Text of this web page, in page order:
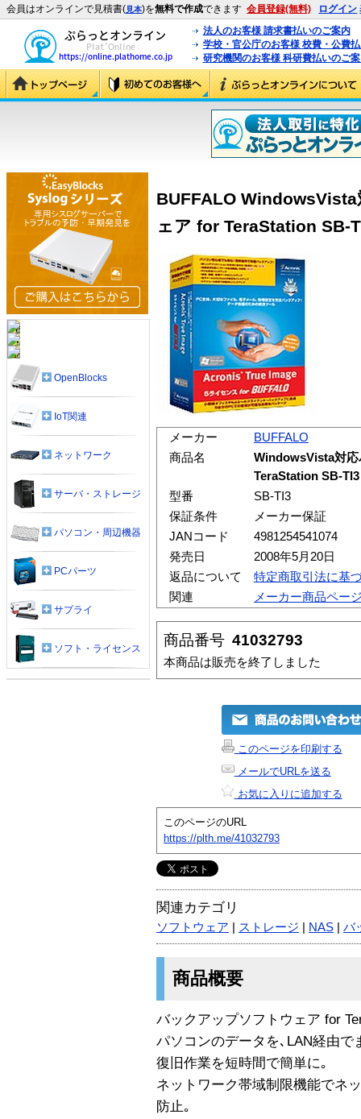
会員はオンラインで見積書(見本)を無料で作成できます 会員登録(無料) ログイン
法人のお客様 請求書払いのご案内
学校・官公庁のお客様 校費・公費
研究機関のお客様 科研費払いのご
BUFFALO
ェア for TeraStation SB-
メーカー
BUFFALO
商品名
WindowsVista対応
TeraStation SB-TI3
型番
SB-TI3
保証条件
メーカー保証
JANコード
4981254541074
発売日
2008年5月20日
返品について
特定商取引法に基
関連
メーカー商品ペー
商品番号 41032793
本商品は販売を終了しました
このページを印刷する
メールでURLを送る
お気に入りに追加する
このページのURL
https://plth.me/41032793
関連カテゴリ
ソフトウェア ストレージ NAS バ
商品概要
バックアップソフトウェア for
パソコンのデータを､LAN経由で
復旧作業を短時間で簡単に｡
ネットワーク帯域制限機能でネ
防止｡
OpenBlocks
IoT関連
ネットワーク
サーバ・ストレージ
パソコン・周辺機器
PCパーツ
サプライ
ソフト・ライセンス